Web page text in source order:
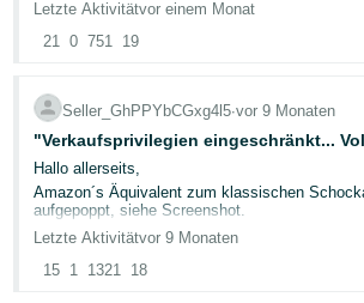
- FR
- IT
日
本
語
-
JP
Registrieren
ihr aus Retouren zurückbekommt
💵 Rückgewonnener Wert — Verfolgt die
wie eure Retouren nach Zustand
wie schnell sie sich verkaufen
💡 Vorgeschlagene Maßnahmen —
Empfehlungen, die zeigen, welche
solltet, wo ihr die Preise anpassen könnt
Rückgewinnungsmöglichkeiten bestehen
Die Kennzahlen werden täglich aktualisiert,
aktuellen Daten arbeitet.
Empfängererklärung an den Kunden über das
Nachrichtensystem gemailt so dass Amazon
und per Whatsapp-Foto zu senden oder einen
Drucker zu fragen - keine Reaktion des
amazon mit und entscheidet trotzdem für den
Es ist doch allgemein bekannt das DHL keine
Zustellung einholt es sei denn man bucht das
Trotzdem verlangt Amazon das als
Die Pakete welche ich aber privat bei Amazon
werden vom Fahrer generell ohne Unterschrift
ohne zu klingeln. Amazon predigen selber
den Wein - ganz großes Kino.
Letzte Aktivitätvor einem Monat
21 0 751 19
Seller_GhPPYbCGxg4l5∙vor 9 Monaten
"Verkaufsprivilegien eingeschränkt...
Hallo allerseits,
Amazon´s Äquivalent zum klassischen
aufgepoppt, siehe Screenshot.
Keine Sorge, ließ sich mit einem einzigen
Poste das nur, damit keinem anderen genauso
Letzte Aktivitätvor 9 Monaten
15 1 1321 18